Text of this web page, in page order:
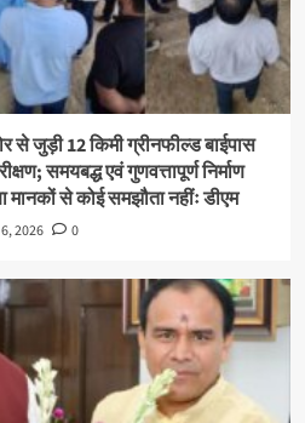
से जुड़ी 12 किमी ग्रीनफील्ड बाईपास
समयबद्ध एवं गुणवत्तापूर्ण निर्माण
मानकों से कोई समझौता नहींः डीएम
2026 0